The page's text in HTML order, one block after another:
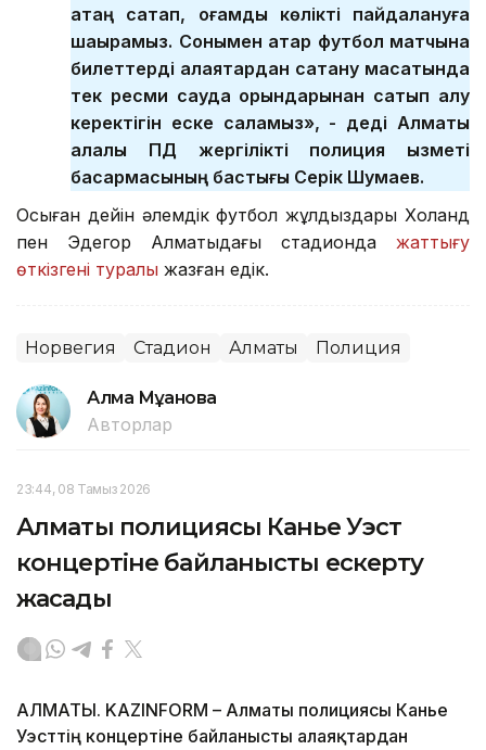
қатаң сақтап, қоғамдық көлікті пайдалануға
шақырамыз. Сонымен қатар футбол матчына
билеттерді алаяқтардан сақтану мақсатында
тек ресми сауда орындарынан сатып алу
керектігін еске саламыз», - деді Алматы
қалалық ПД жергілікті полиция қызметі
басқармасының бастығы Серік Шумаев.
Осыған дейін әлемдік футбол жұлдыздары Холанд
пен Эдегор Алматыдағы стадионда жаттығу
өткізгені туралы жазған едік.
Норвегия Стадион Алматы Полиция
Алма Мұқанова
Авторлар
23:44, 08 Тамыз 2026
Алматы полициясы Канье Уэст
концертіне байланысты ескерту
жасады
АЛМАТЫ. KAZINFORM – Алматы полициясы Канье
Уэсттің концертіне байланысты алаяқтардан